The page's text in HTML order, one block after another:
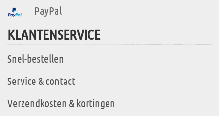
PayPal
KLANTENSERVICE
Snel-bestellen
Service & contact
Verzendkosten & kortingen